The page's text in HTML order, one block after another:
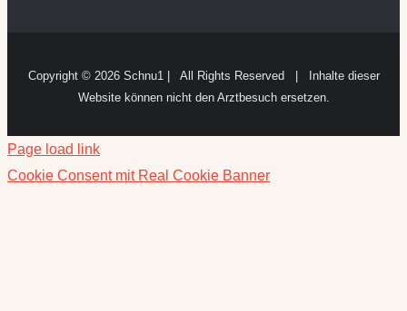
Copyright © 2026 Schnu1 | All Rights Reserved | Inhalte dieser
Website können nicht den Arztbesuch ersetzen.
Page load link
Cookie Consent mit Real Cookie Banner